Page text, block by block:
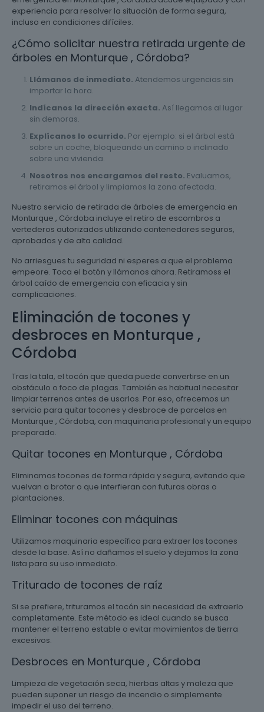
experiencia para resolver la situación de forma segura,
incluso en condiciones difíciles.
¿Cómo solicitar nuestra retirada urgente de
árboles en Monturque , Córdoba?
Llámanos de inmediato. Atendemos urgencias sin
importar la hora.
Indícanos la dirección exacta. Así llegamos al lugar
sin demoras.
Explícanos lo ocurrido. Por ejemplo: si el árbol está
sobre un coche, bloqueando un camino o inclinado
sobre una vivienda.
Nosotros nos encargamos del resto. Evaluamos,
retiramos el árbol y limpiamos la zona afectada.
Nuestro servicio de retirada de árboles de emergencia en
Monturque , Córdoba incluye el retiro de escombros a
vertederos autorizados utilizando contenedores seguros,
aprobados y de alta calidad.
No arriesgues tu seguridad ni esperes a que el problema
empeore. Toca el botón y llámanos ahora. Retiramoss el
árbol caído de emergencia con eficacia y sin
complicaciones.
Eliminación de tocones y
desbroces en Monturque ,
Córdoba
Tras la tala, el tocón que queda puede convertirse en un
obstáculo o foco de plagas. También es habitual necesitar
limpiar terrenos antes de usarlos. Por eso, ofrecemos un
servicio para quitar tocones y desbroce de parcelas en
Monturque , Córdoba, con maquinaria profesional y un equipo
preparado.
Quitar tocones en Monturque , Córdoba
Eliminamos tocones de forma rápida y segura, evitando que
vuelvan a brotar o que interfieran con futuras obras o
plantaciones.
Eliminar tocones con máquinas
Utilizamos maquinaria específica para extraer los tocones
desde la base. Así no dañamos el suelo y dejamos la zona
lista para su uso inmediato.
Triturado de tocones de raíz
Si se prefiere, trituramos el tocón sin necesidad de extraerlo
completamente. Este método es ideal cuando se busca
mantener el terreno estable o evitar movimientos de tierra
excesivos.
Desbroces en Monturque , Córdoba
Limpieza de vegetación seca, hierbas altas y maleza que
pueden suponer un riesgo de incendio o simplemente
impedir el uso del terreno.